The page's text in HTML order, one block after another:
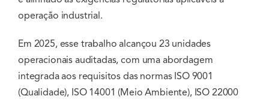
operação industrial.
Em 2025, esse trabalho alcançou 23 unidades
operacionais auditadas, com uma abordagem
integrada aos requisitos das normas ISO 9001
(Qualidade), ISO 14001 (Meio Ambiente), ISO 22000